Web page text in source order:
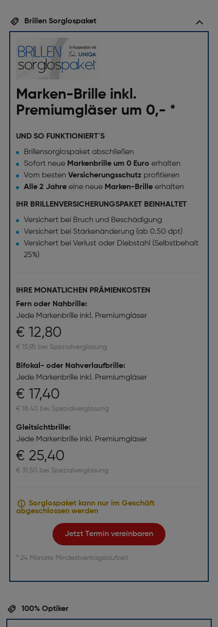
Brillen Sorglospaket
Marken-Brille inkl.
Premiumgläser um 0,- *
UND SO FUNKTIONIERT`S
Brillensorglospaket abschließen
Sofort neue Markenbrille um 0 Euro erhalten
Vom besten Versicherungsschutz profitieren
Alle 2 Jahreeine neue Marken-Brille erhalten
IHR BRILLENVERSICHERUNGSPAKET BEINHALTET
Versichert bei Bruch und Beschädigung
Versichert bei Stärkenänderung (ab 0.50 dpt)
Versichert bei Verlust oder Diebstahl (Selbstbehalt
25%)
IHRE MONATLICHEN PRÄMIENKOSTEN
Fern oder Nahbrille:
Jede Markenbrille inkl. Premiumgläser
€ 12,80
€ 15,95 bei Spezialverglasung
Bifokal- oder Nahverlaufbrille:
Jede Markenbrille inkl. Premiumgläser
€ 17,40
€ 18,40 bei Spezialverglasung
Gleitsichtbrille:
Jede Markenbrille inkl. Premiumgläser
€ 25,40
€ 31,50 bei Spezialverglasung
Sorglospaket kann nur im Geschäft
abgeschlossen werden
Jetzt Termin vereinbaren
* 24 Monate Mindestvertragslaufzeit
100% Optiker